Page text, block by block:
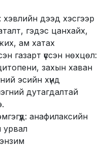
дээд хэсгээр
гэдэс цанхайх,
ам хатах
газарт үүссэн нөхцөл:
захын хаван
эсийн хүнд
дутагдалтай
анафилаксийн
урвал